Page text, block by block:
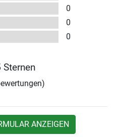
0
0
0
Sternen
ANZEIGEN